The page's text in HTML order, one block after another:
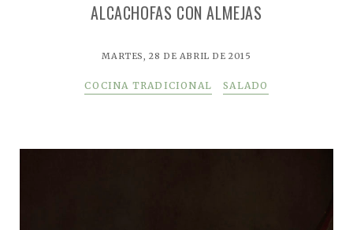
ALCACHOFAS CON ALMEJAS
MARTES, 28 DE ABRIL DE 2015
COCINA TRADICIONAL SALADO